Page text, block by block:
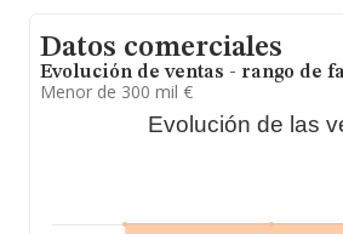
Datos comerciales
Evolución de ventas - rango de
Menor de 300 mil €
Evolución de las